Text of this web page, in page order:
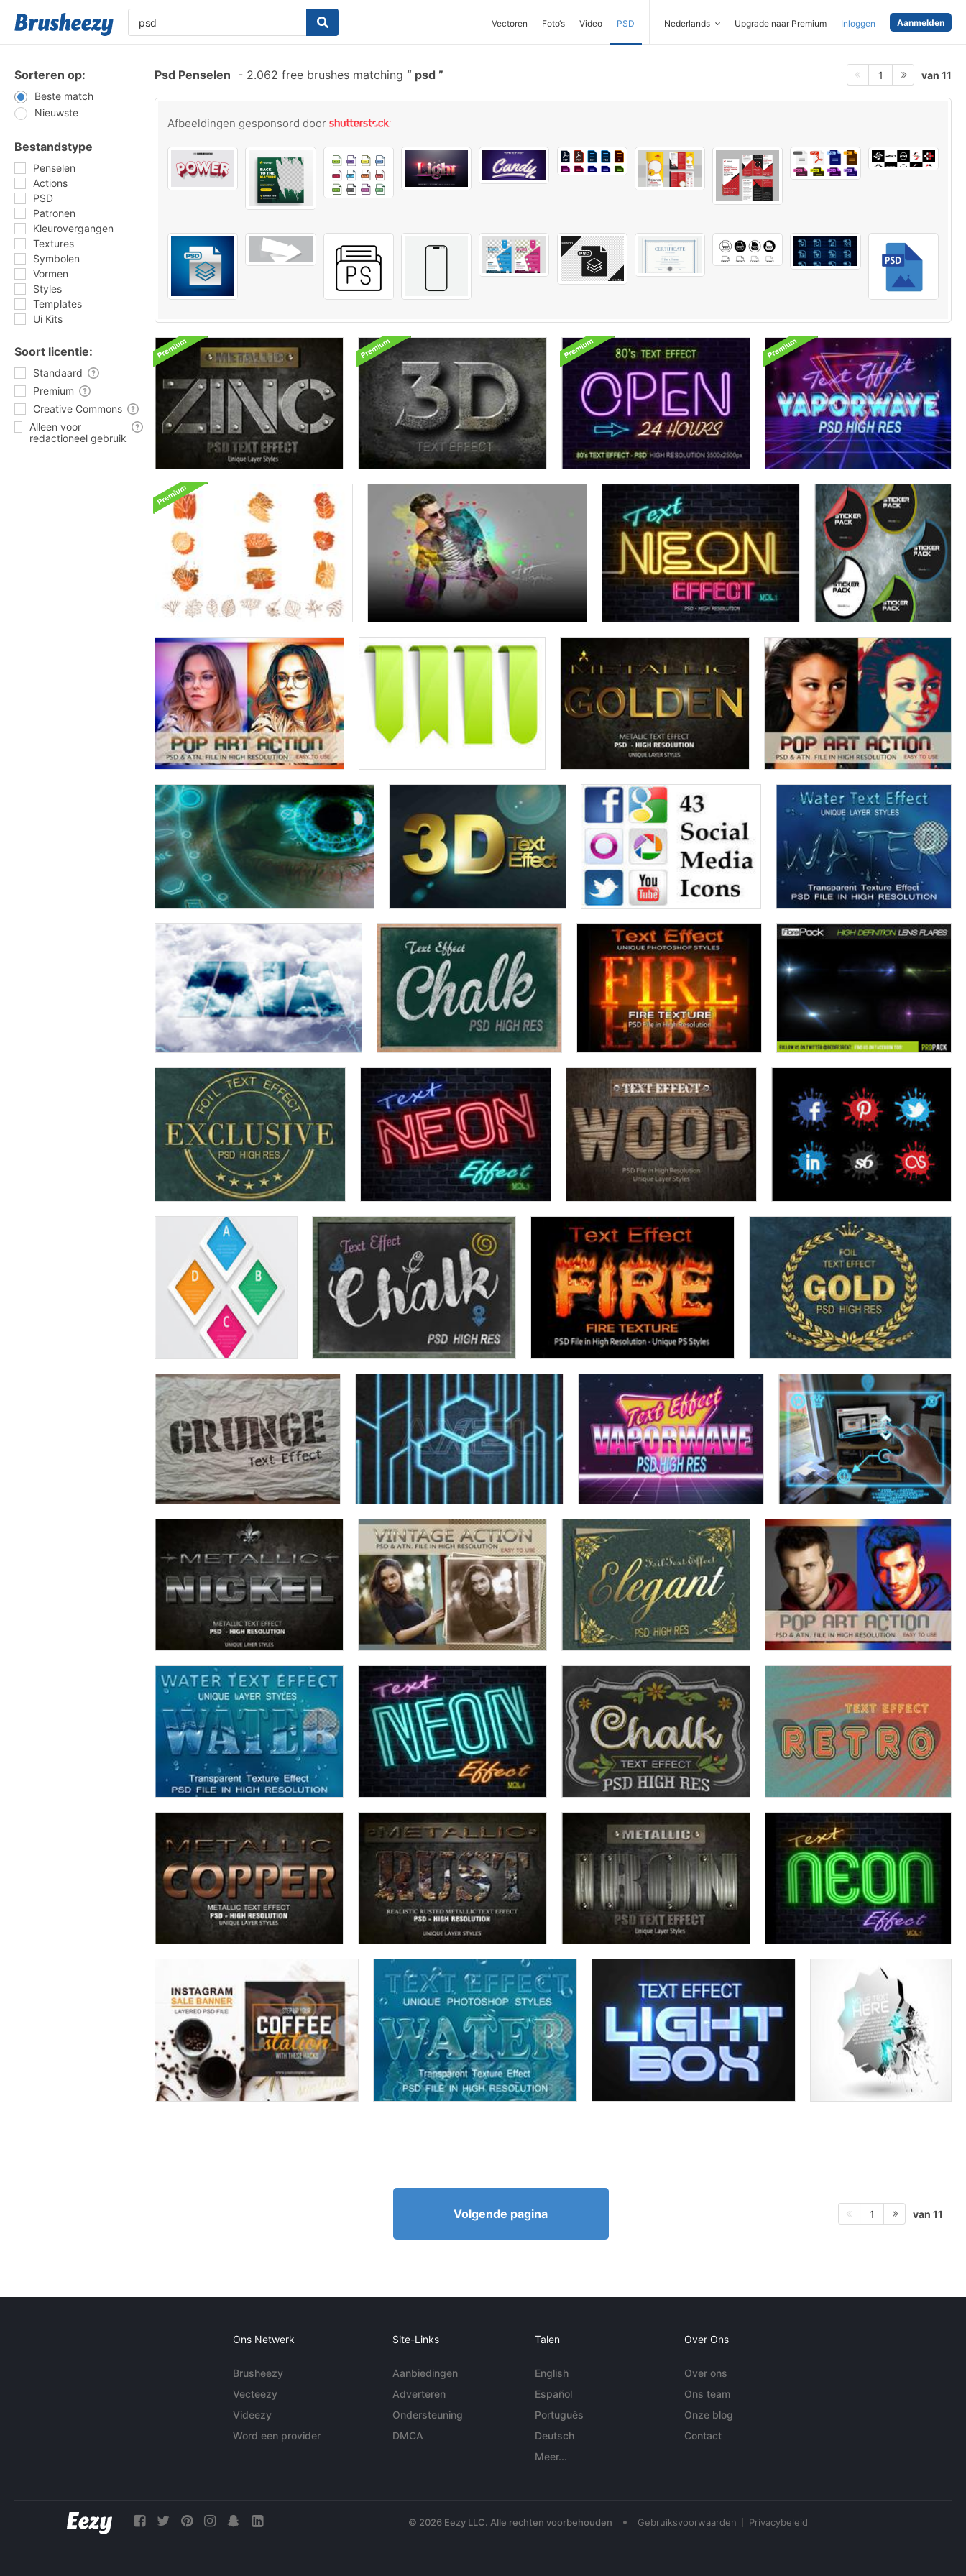
Vectoren Foto‘s Video PSD Nederlands Upgrade naar Premium Inloggen Aanmelden
Sorteren op:
Beste match
Nieuwste
Bestandstype
Penselen
Actions
PSD
Patronen
Kleurovergangen
Textures
Symbolen
Vormen
Styles
Templates
Ui Kits
Soort licentie:
Standaard
Premium
Creative Commons
Alleen voor
redactioneel gebruik
Psd Penselen - 2.062 free brushes matching psd 1 van 11
Afbeeldingen gesponsord door
Volgende pagina 1 van 11
Ons Netwerk
Brusheezy
Vecteezy
Videezy
Word een provider
Site-Links
Aanbiedingen
Adverteren
Ondersteuning
DMCA
Talen
English
Español
Português
Deutsch
Meer...
Over Ons
Over ons
Ons team
Onze blog
Contact
© 2026 Eezy LLC. Alle rechten voorbehouden • Gebruiksvoorwaarden Privacybeleid